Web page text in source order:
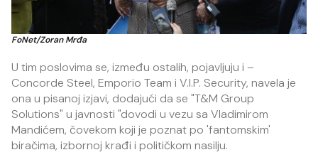
FoNet/Zoran Mrđa
U tim poslovima se, između ostalih, pojavljuju i –
Concorde Steel, Emporio Team i V.I.P. Security, navela je
ona u pisanoj izjavi, dodajući da se "T&M Group
Solutions" u javnosti "dovodi u vezu sa Vladimirom
Mandićem, čovekom koji je poznat po 'fantomskim'
biračima, izbornoj krađi i političkom nasilju.